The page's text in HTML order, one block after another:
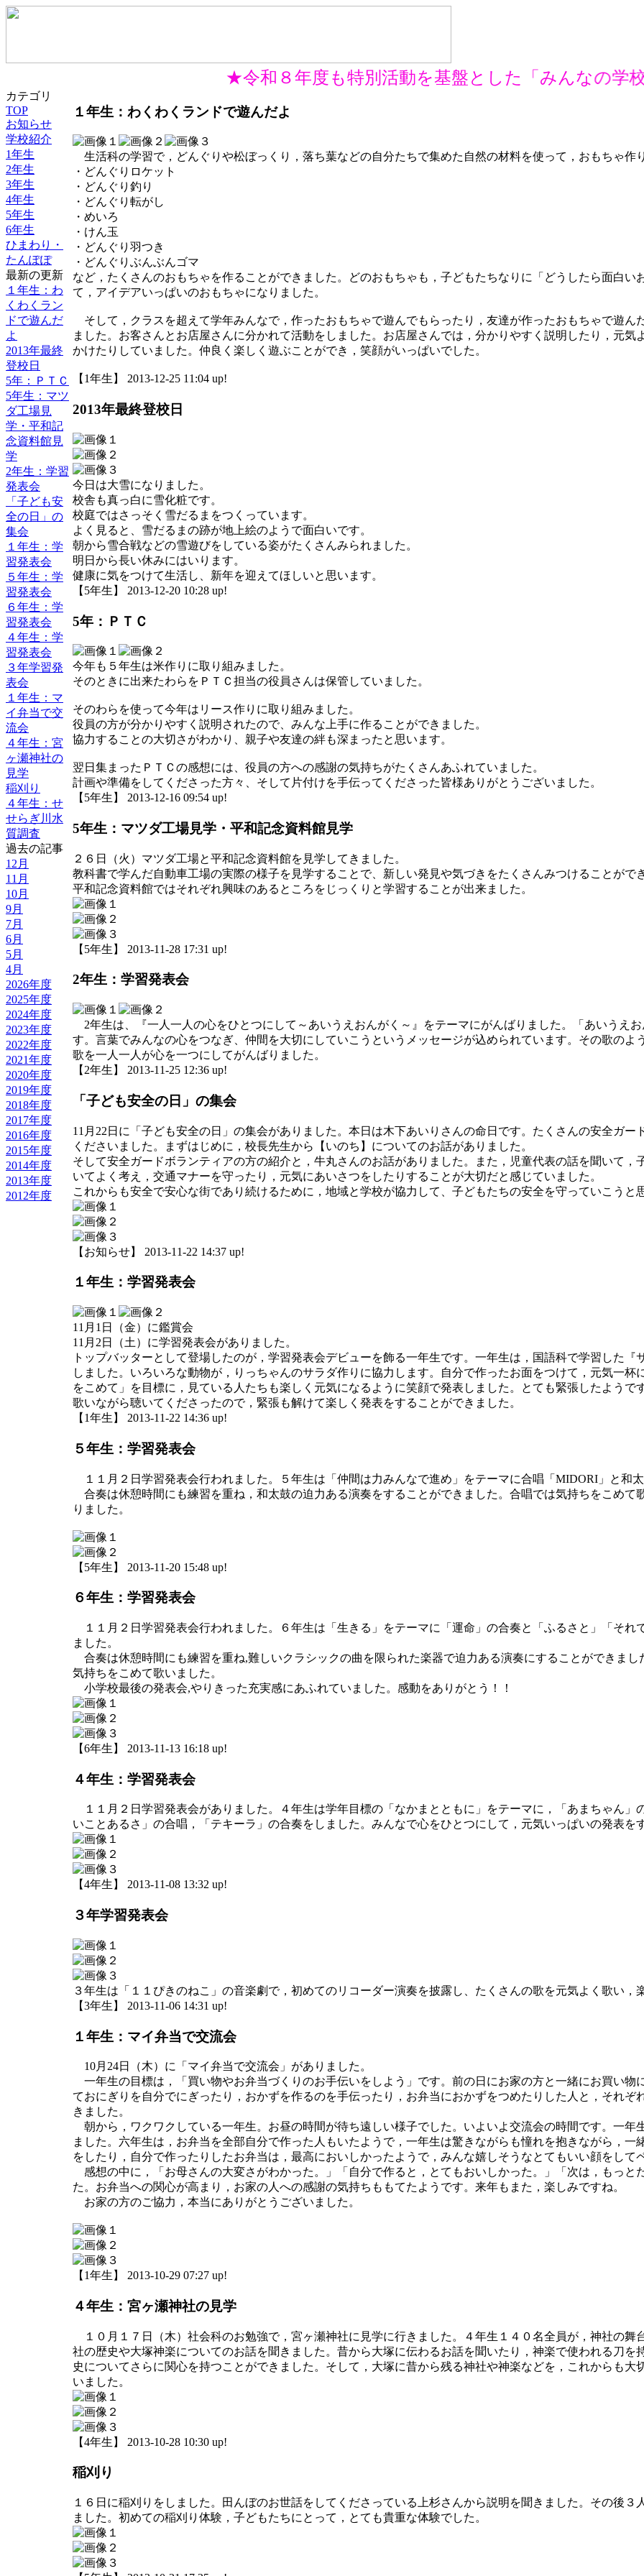
★令和８年度も特別活動を基盤とした「みんなの学校
カテゴリ
TOP
お知らせ
学校紹介
1年生
2年生
3年生
4年生
5年生
6年生
ひまわり・
たんぽぽ
最新の更新
１年生：わ
くわくラン
ドで遊んだ
よ
2013年最終
登校日
5年：ＰＴＣ
5年生：マツ
ダ工場見
学・平和記
念資料館見
学
2年生：学習
発表会
「子ども安
全の日」の
集会
１年生：学
習発表会
５年生：学
習発表会
６年生：学
習発表会
４年生：学
習発表会
３年学習発
表会
１年生：マ
イ弁当で交
流会
４年生：宮
ヶ瀬神社の
見学
稲刈り
４年生：せ
せらぎ川水
質調査
過去の記事
12月
11月
10月
9月
7月
6月
5月
4月
2026年度
2025年度
2024年度
2023年度
2022年度
2021年度
2020年度
2019年度
2018年度
2017年度
2016年度
2015年度
2014年度
2013年度
2012年度
１年生：わくわくランドで遊んだよ
生活科の学習で，どんぐりや松ぼっくり，落ち葉などの自分たちで集めた自然の材料を使って，おもちゃ作
・どんぐりロケット
・どんぐり釣り
・どんぐり転がし
・めいろ
・けん玉
・どんぐり羽つき
・どんぐりぶんぶんゴマ
など，たくさんのおもちゃを作ることができました。どのおもちゃも，子どもたちなりに「どうしたら面白い
て，アイデアいっぱいのおもちゃになりました。
そして，クラスを超えて学年みんなで，作ったおもちゃで遊んでもらったり，友達が作ったおもちゃで遊ん
ました。お客さんとお店屋さんに分かれて活動をしました。お店屋さんでは，分かりやすく説明したり，元気
かけたりしていました。仲良く楽しく遊ぶことができ，笑顔がいっぱいでした。
【1年生】 2013-12-25 11:04 up!
2013年最終登校日
今日は大雪になりました。
校舎も真っ白に雪化粧です。
校庭ではさっそく雪だるまをつくっています。
よく見ると、雪だるまの跡が地上絵のようで面白いです。
朝から雪合戦などの雪遊びをしている姿がたくさんみられました。
明日から長い休みにはいります。
健康に気をつけて生活し、新年を迎えてほしいと思います。
【5年生】 2013-12-20 10:28 up!
5年：ＰＴＣ
今年も５年生は米作りに取り組みました。
そのときに出来たわらをＰＴＣ担当の役員さんは保管していました。
そのわらを使って今年はリース作りに取り組みました。
役員の方が分かりやすく説明されたので、みんな上手に作ることができました。
協力することの大切さがわかり、親子や友達の絆も深まったと思います。
翌日集まったＰＴＣの感想には、役員の方への感謝の気持ちがたくさんあふれていました。
計画や準備をしてくださった方々、そして片付けを手伝ってくださった皆様ありがとうございました。
【5年生】 2013-12-16 09:54 up!
5年生：マツダ工場見学・平和記念資料館見学
２６日（火）マツダ工場と平和記念資料館を見学してきました。
教科書で学んだ自動車工場の実際の様子を見学することで、新しい発見や気づきをたくさんみつけることがで
平和記念資料館ではそれぞれ興味のあるところをじっくりと学習することが出来ました。
【5年生】 2013-11-28 17:31 up!
2年生：学習発表会
2年生は、『一人一人の心をひとつにして～あいうえおんがく～』をテーマにがんばりました。「あいうえお
す。言葉でみんなの心をつなぎ、仲間を大切にしていこうというメッセージが込められています。その歌のよ
歌を一人一人が心を一つにしてがんばりました。
【2年生】 2013-11-25 12:36 up!
「子ども安全の日」の集会
11月22日に「子ども安全の日」の集会がありました。本日は木下あいりさんの命日です。たくさんの安全ガー
くださいました。まずはじめに，校長先生から【いのち】についてのお話がありました。
そして安全ガードボランティアの方の紹介と，牛丸さんのお話がありました。また，児童代表の話を聞いて，
いてよく考え，交通マナーを守ったり，元気にあいさつをしたりすることが大切だと感じていました。
これからも安全で安心な街であり続けるために，地域と学校が協力して、子どもたちの安全を守っていこうと
【お知らせ】 2013-11-22 14:37 up!
１年生：学習発表会
11月1日（金）に鑑賞会
11月2日（土）に学習発表会がありました。
トップバッターとして登場したのが，学習発表会デビューを飾る一年生です。一年生は，国語科で学習した『
しました。いろいろな動物が，りっちゃんのサラダ作りに協力します。自分で作ったお面をつけて，元気一杯
をこめて」を目標に，見ている人たちも楽しく元気になるように笑顔で発表しました。とても緊張したようで
歌いながら聴いてくださったので，緊張も解けて楽しく発表をすることができました。
【1年生】 2013-11-22 14:36 up!
５年生：学習発表会
１１月２日学習発表会行われました。５年生は「仲間は力みんなで進め」をテーマに合唱「MIDORI」と和太
合奏は休憩時間にも練習を重ね，和太鼓の迫力ある演奏をすることができました。合唱では気持ちをこめて
りました。
【5年生】 2013-11-20 15:48 up!
６年生：学習発表会
１１月２日学習発表会行われました。６年生は「生きる」をテーマに「運命」の合奏と「ふるさと」「それ
ました。
合奏は休憩時間にも練習を重ね,難しいクラシックの曲を限られた楽器で迫力ある演奏にすることができまし
気持ちをこめて歌いました。
小学校最後の発表会,やりきった充実感にあふれていました。感動をありがとう！！
【6年生】 2013-11-13 16:18 up!
４年生：学習発表会
１１月２日学習発表会がありました。４年生は学年目標の「なかまとともに」をテーマに，「あまちゃん」
いことあるさ」の合唱，「テキーラ」の合奏をしました。みんなで心をひとつにして，元気いっぱいの発表を
【4年生】 2013-11-08 13:32 up!
３年学習発表会
３年生は「１１ぴきのねこ」の音楽劇で，初めてのリコーダー演奏を披露し、たくさんの歌を元気よく歌い，
【3年生】 2013-11-06 14:31 up!
１年生：マイ弁当で交流会
10月24日（木）に「マイ弁当で交流会」がありました。
一年生の目標は，「買い物やお弁当づくりのお手伝いをしよう」です。前の日にお家の方と一緒にお買い物
ておにぎりを自分でにぎったり，おかずを作るのを手伝ったり，お弁当におかずをつめたりした人と，それぞ
きました。
朝から，ワクワクしている一年生。お昼の時間が待ち遠しい様子でした。いよいよ交流会の時間です。一年
ました。六年生は，お弁当を全部自分で作った人もいたようで，一年生は驚きながらも憧れを抱きながら，一
をしたり，自分で作ったりしたお弁当は，最高においしかったようで，みんな嬉しそうなとてもいい顔をして
感想の中に，「お母さんの大変さがわかった。」「自分で作ると，とてもおいしかった。」「次は，もっと
た。お弁当への関心が高まり，お家の人への感謝の気持ちももてたようです。来年もまた，楽しみですね。
お家の方のご協力，本当にありがとうございました。
【1年生】 2013-10-29 07:27 up!
４年生：宮ヶ瀬神社の見学
１０月１７日（木）社会科のお勉強で，宮ヶ瀬神社に見学に行きました。４年生１４０名全員が，神社の舞
社の歴史や大塚神楽についてのお話を聞きました。昔から大塚に伝わるお話を聞いたり，神楽で使われる刀を
史についてさらに関心を持つことができました。そして，大塚に昔から残る神社や神楽などを，これからも大
いました。
【4年生】 2013-10-28 10:30 up!
稲刈り
１６日に稲刈りをしました。田んぼのお世話をしてくださっている上杉さんから説明を聞きました。その後３
ました。初めての稲刈り体験，子どもたちにとって，とても貴重な体験でした。